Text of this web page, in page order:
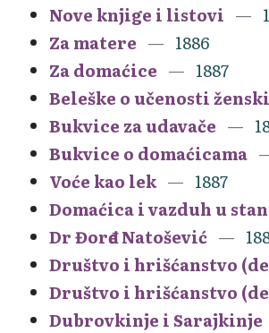
Nove knjige i listovi
Za matere
1886
Za domaćice
1887
Beleške o učenosti
Bukvice za udavače
Bukvice o domaćicama
Voće kao lek
1887
Domaćica i vazduh u
Dr Đorđe Natošević
Društvo i hrišćanstvo
Društvo i hrišćanstvo
Dubrovkinje i Sarajkinje